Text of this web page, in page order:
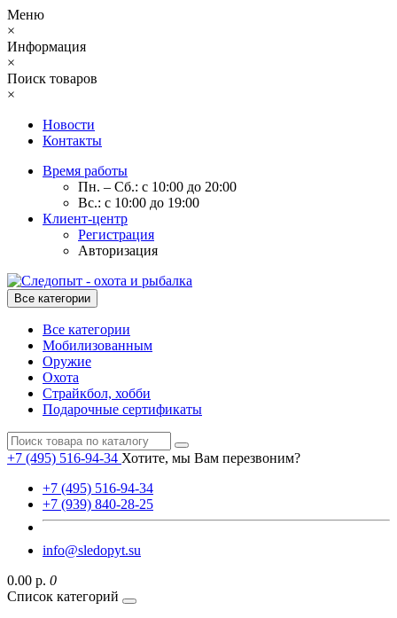
Меню
×
Информация
×
Поиск товаров
×
Новости
Контакты
Время работы
Пн. – Сб.: с 10:00 до 20:00
Вс.: с 10:00 до 19:00
Клиент-центр
Регистрация
Авторизация
Все категории
Все категории
Мобилизованным
Оружие
Охота
Страйкбол, хобби
Подарочные сертификаты
+7 (495) 516-94-34 Хотите, мы Вам перезвоним?
+7 (495) 516-94-34
+7 (939) 840-28-25
info@sledopyt.su
0.00 р. 0
Список категорий